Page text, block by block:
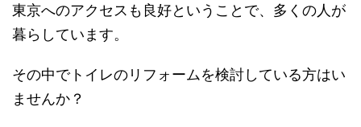
東京へのアクセスも良好ということで、多くの人が
暮らしています。
その中でトイレのリフォームを検討している方はい
ませんか？